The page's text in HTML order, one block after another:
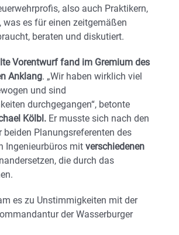
also auch Praktikern,
was es für einen zeitgemäßen
beraten und diskutiert.
Vorentwurf fand im Gremium des
Anklang. „Wir haben wirklich viel
und sind
durchgegangen“, betonte
Kölbl. Er musste sich nach den
beiden Planungsreferenten des
Ingenieurbüros mit verschiedenen
die durch das
es zu Unstimmigkeiten mit der
der Wasserburger